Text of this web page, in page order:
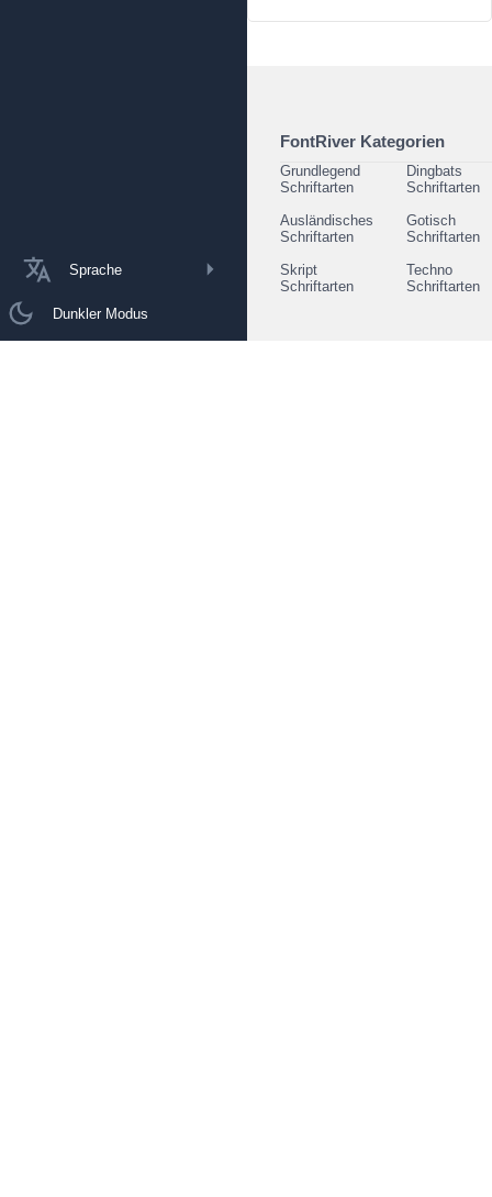
Sprache
Dunkler Modus
FontRiver Kategorien
Grundlegend
Schriftarten
Dingbats
Schriftarten
Ausländisches
Schriftarten
Gotisch
Schriftarten
Skript
Schriftarten
Techno
Schriftarten